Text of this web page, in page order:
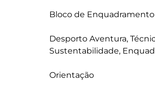
Bloco de Enquadramento
Desporto Aventura,
Sustentabilidade,
Orientação